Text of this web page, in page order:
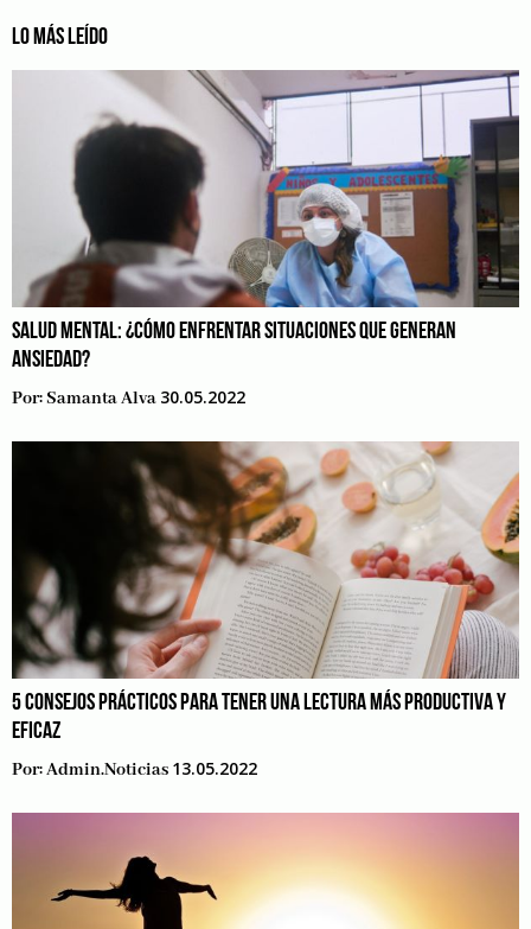
LO MÁS LEÍDO
SALUD MENTAL: ¿CÓMO ENFRENTAR SITUACIONES QUE GENERAN
ANSIEDAD?
Por:Samanta Alva 30.05.2022
5 CONSEJOS PRÁCTICOS PARA TENER UNA LECTURA MÁS PRODUCTIVA Y
EFICAZ
Por:Admin.noticias 13.05.2022